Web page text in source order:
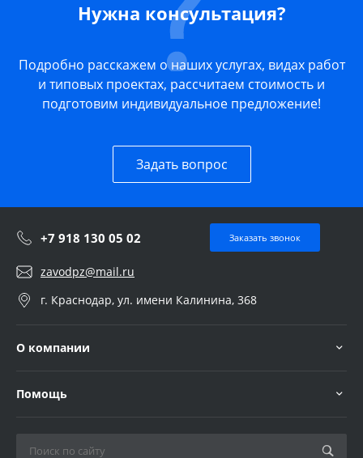
Нужна консультация?
Подробно расскажем о наших услугах, видах работ
и типовых проектах, рассчитаем стоимость и
подготовим индивидуальное предложение!
Задать вопрос
+7 918 130 05 02 Заказать звонок
zavodpz@mail.ru
г. Краснодар, ул. имени Калинина, 368
О компании
Помощь